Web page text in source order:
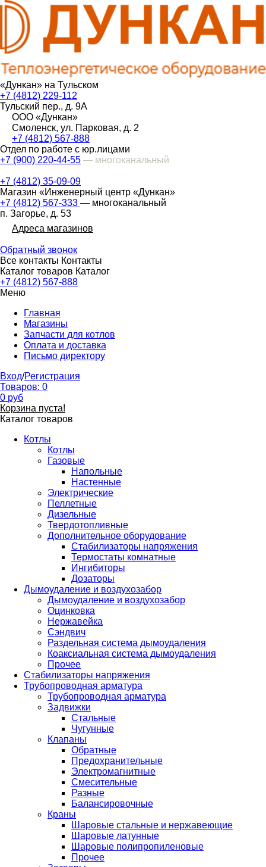
«Дункан» на Тульском
+7 (4812) 229-112
Тульский пер., д. 9А
ООО «Дункан»
Смоленск, ул. Парковая, д. 2
+7 (4812) 567-888
Отдел по работе с юр.лицами
+7 (900) 220-44-55 — многоканальный
+7 (4812) 35-09-09
Магазин «Инженерный центр «Дункан»
+7 (4812) 567-333 — многоканальный
п. Загорье, д. 53
Адреса магазинов
Обратный звонок
Все контакты Контакты
Каталог товаров Каталог
+7 (4812) 567-888
Меню
Главная
Магазины
Запчасти для котлов
Оплата и доставка
Письмо директору
Вход/Регистрация
Товаров: 0
0 руб
Корзина пуста!
Каталог товаров
Котлы
Котлы
Газовые
Напольные
Настенные
Электрические
Пеллетные
Дизельные
Твердотопливные
Дополнительное оборудование
Стабилизаторы напряжения
Термостаты комнатные
Ингибиторы
Дозаторы
Дымоудаление и воздухозабор
Дымоудаление и воздухозабор
Оцинковка
Нержавейка
Сэндвич
Раздельная система дымоудаления
Коаксиальная система дымоудаления
Прочее
Стабилизаторы напряжения
Трубопроводная арматура
Трубопроводная арматура
Задвижки
Стальные
Чугунные
Клапаны
Обратные
Предохранительные
Электромагнитные
Смесительные
Разные
Балансировочные
Краны
Шаровые стальные и нержавеющие
Шаровые латунные
Шаровые полипропиленовые
Прочее